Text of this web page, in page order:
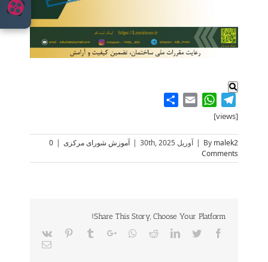
.
Telegram
WhatsApp
Email
[views]
By malek2
| آوریل 30th, 2025 | آموزش شورای مرکزی |
0
Comments
Share This Story, Choose Your Platform!
Facebook
Twitter
LinkedIn
Reddit
Whatsapp
Google+
Tumblr
Pinterest
Vk
Email